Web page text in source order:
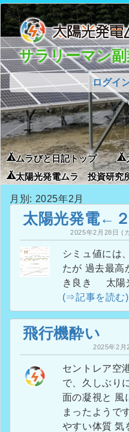
サラリーマン
ログイ
ムラびと日記トップ
太陽光発電ムラ 投資研究
月別: 2025年2月
太陽光発電←
2025年2月28日 (
シミュ値には
たが 過去最高から二番目の発電量 よ
(⇒記事を読む)
飛行機酔い
2025年2月
セントレア空港
で、久しぶりに酔
面の凝視と 風による揺れ 重なってし
まったようです。 昔から乗り
や